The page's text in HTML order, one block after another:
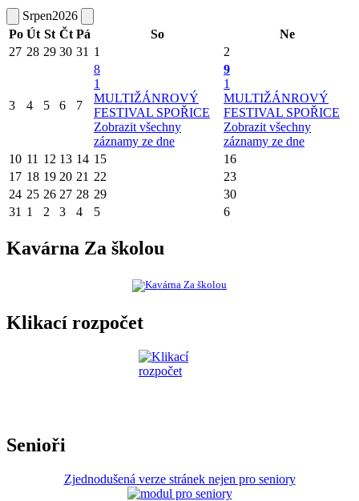
Srpen2026
Po Út St Čt Pá So
Ne
27 28 29 30 31 1 2
3 4 5 6 7
8
1
MULTIŽÁNROVÝ
FESTIVAL SPOŘICE
Zobrazit všechny
záznamy ze dne
9
1
MULTIŽÁNROVÝ
FESTIVAL SPOŘICE
Zobrazit všechny
záznamy ze dne
10 11 12 13 14 15
16
17 18 19 20 21 22
23
24 25 26 27 28 29
30
31 1 2 3 4 5 6
Kavárna Za školou
Klikací rozpočet
Senioři
Zjednodušená verze stránek nejen pro seniory